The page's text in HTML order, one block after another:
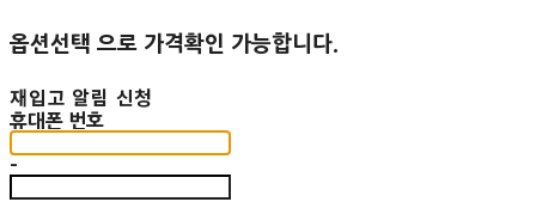
옵션선택 으로 가격확인 가능합니다.
재입고 알림 신청
휴대폰 번호
-